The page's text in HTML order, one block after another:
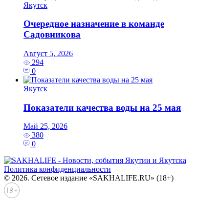
Якутск
Очередное назначение в команде
Садовникова
Август 5, 2026
294
0
Якутск
Показатели качества воды на 25 мая
Май 25, 2026
380
0
Политика конфиденциальности
© 2026. Сетевое издание «SAKHALIFE.RU» (18+)